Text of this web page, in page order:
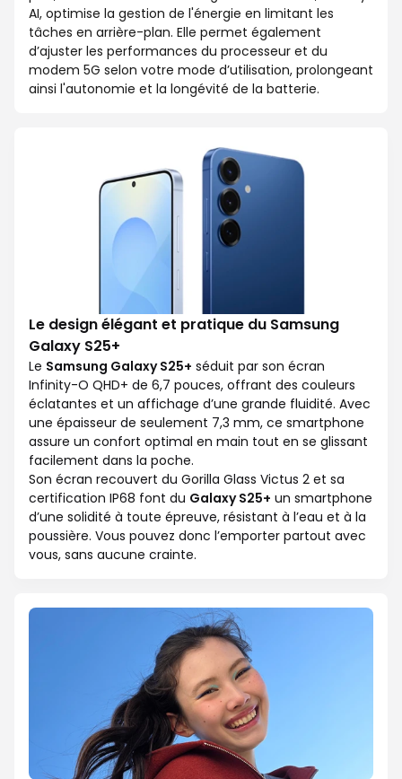
AI, optimise la gestion de l'énergie en limitant les
tâches en arrière-plan. Elle permet également
d’ajuster les performances du processeur et du
modem 5G selon votre mode d’utilisation, prolongeant
ainsi l'autonomie et la longévité de la batterie.
Le design élégant et pratique du Samsung
Galaxy S25+
Le Samsung Galaxy S25+ séduit par son écran
Infinity-O QHD+ de 6,7 pouces, offrant des couleurs
éclatantes et un affichage d’une grande fluidité. Avec
une épaisseur de seulement 7,3 mm, ce smartphone
assure un confort optimal en main tout en se glissant
facilement dans la poche.
Son écran recouvert du Gorilla Glass Victus 2 et sa
certification IP68 font du Galaxy S25+ un smartphone
d’une solidité à toute épreuve, résistant à l’eau et à la
poussière. Vous pouvez donc l’emporter partout avec
vous, sans aucune crainte.